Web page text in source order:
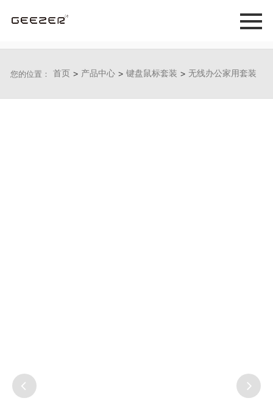
您的位置： 首页 > 产品中心 > 键盘鼠标套装 > 无线办公家用套装